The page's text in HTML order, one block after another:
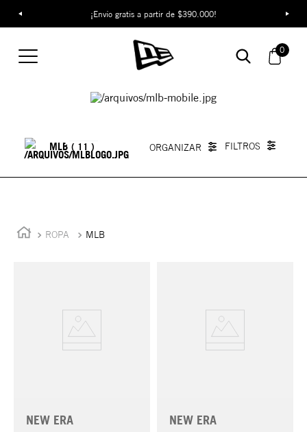
¡Envío gratis a partir de $390.000!
0
MLB 11
ROPA MLB
NEW ERA NEW ERA